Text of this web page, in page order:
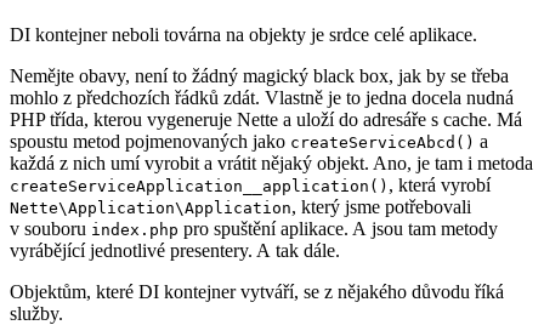
DI kontejner neboli továrna na objekty je srdce celé aplikace.
Nemějte obavy, není to žádný magický black box, jak by se třeba
mohlo z předchozích řádků zdát. Vlastně je to jedna docela nudná
PHP třída, kterou vygeneruje Nette a uloží do adresáře s cache. Má
spoustu metod pojmenovaných jako createServiceAbcd() a
každá z nich umí vyrobit a vrátit nějaký objekt. Ano, je tam i metoda
createServiceApplication__application() , která vyrobí
Nette\Application\Application, který jsme potřebovali
v souboru index.php pro spuštění aplikace. A jsou tam metody
vyrábějící jednotlivé presentery. A tak dále.
Objektům, které DI kontejner vytváří, se z nějakého důvodu říká
služby.